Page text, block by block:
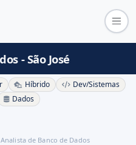
- São José
Híbrido
Dev/Sistemas
Dados
Analista de Banco de Dados